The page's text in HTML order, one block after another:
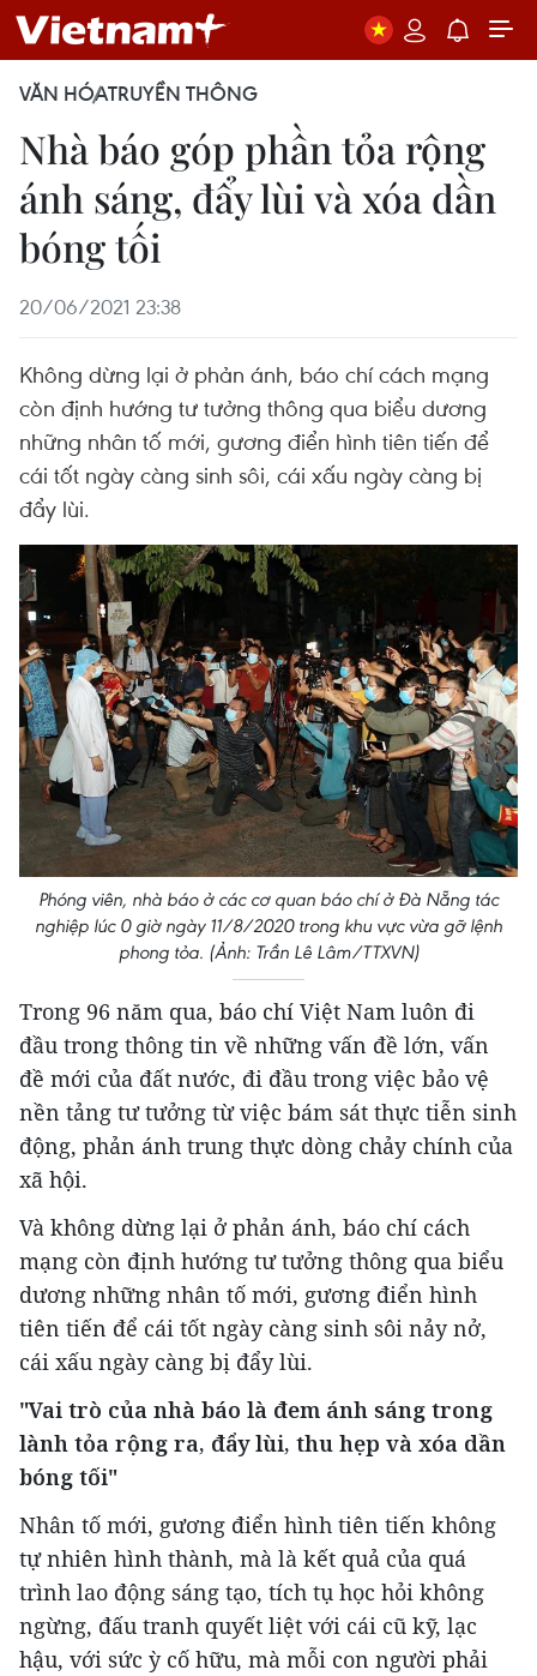
VĂN HÓATRUYỀN THÔNG
Nhà báo góp phần tỏa rộng
ánh sáng, đẩy lùi và xóa dần
bóng tối
20/06/2021 23:38
Không dừng lại ở phản ánh, báo chí cách mạng
còn định hướng tư tưởng thông qua biểu dương
những nhân tố mới, gương điển hình tiên tiến để
cái tốt ngày càng sinh sôi, cái xấu ngày càng bị
đẩy lùi.
Phóng viên, nhà báo ở các cơ quan báo chí ở Đà Nẵng tác
nghiệp lúc 0 giờ ngày 11/8/2020 trong khu vực vừa gỡ lệnh
phong tỏa. (Ảnh: Trần Lê Lâm/TTXVN)
Trong 96 năm qua, báo chí Việt Nam luôn đi
đầu trong thông tin về những vấn đề lớn, vấn
đề mới của đất nước, đi đầu trong việc bảo vệ
nền tảng tư tưởng từ việc bám sát thực tiễn sinh
động, phản ánh trung thực dòng chảy chính của
xã hội.
Và không dừng lại ở phản ánh, báo chí cách
mạng còn định hướng tư tưởng thông qua biểu
dương những nhân tố mới, gương điển hình
tiên tiến để cái tốt ngày càng sinh sôi nảy nở,
cái xấu ngày càng bị đẩy lùi.
"Vai trò của nhà báo là đem ánh sáng trong
lành tỏa rộng ra, đẩy lùi, thu hẹp và xóa dần
bóng tối"
Nhân tố mới, gương điển hình tiên tiến không
tự nhiên hình thành, mà là kết quả của quá
trình lao động sáng tạo, tích tụ học hỏi không
ngừng, đấu tranh quyết liệt với cái cũ kỹ, lạc
hậu, với sức ỳ cố hữu, mà mỗi con người phải